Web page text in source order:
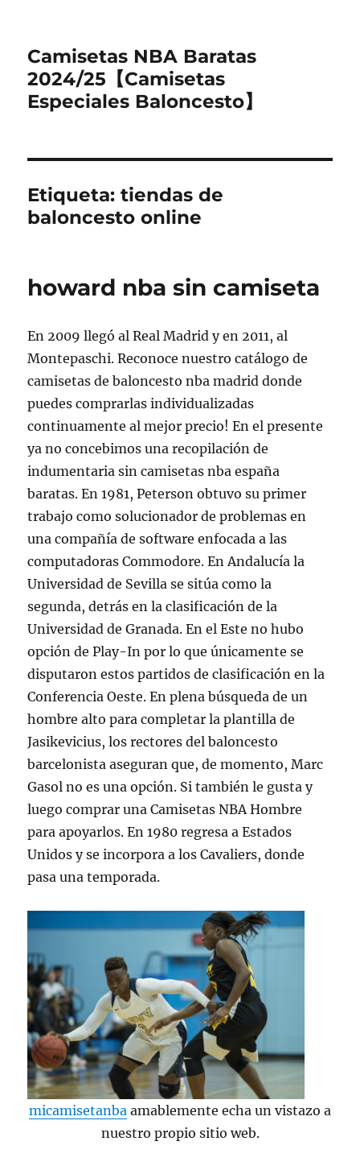
Camisetas NBA Baratas
2024/25【Camisetas
Especiales Baloncesto】
Etiqueta:tiendas de
baloncesto online
howard nba sin camiseta
En 2009 llegó al Real Madrid y en 2011, al
Montepaschi. Reconoce nuestro catálogo de
camisetas de baloncesto nba madrid donde
puedes comprarlas individualizadas
continuamente al mejor precio! En el presente
ya no concebimos una recopilación de
indumentaria sin camisetas nba españa
baratas. En 1981, Peterson obtuvo su primer
trabajo como solucionador de problemas en
una compañía de software enfocada a las
computadoras Commodore. En Andalucía la
Universidad de Sevilla se sitúa como la
segunda, detrás en la clasificación de la
Universidad de Granada. En el Este no hubo
opción de Play-In por lo que únicamente se
disputaron estos partidos de clasificación en la
Conferencia Oeste. En plena búsqueda de un
hombre alto para completar la plantilla de
Jasikevicius, los rectores del baloncesto
barcelonista aseguran que, de momento, Marc
Gasol no es una opción. Si también le gusta y
luego comprar una Camisetas NBA Hombre
para apoyarlos. En 1980 regresa a Estados
Unidos y se incorpora a los Cavaliers, donde
pasa una temporada.
micamisetanba amablemente echa un vistazo a
nuestro propio sitio web.